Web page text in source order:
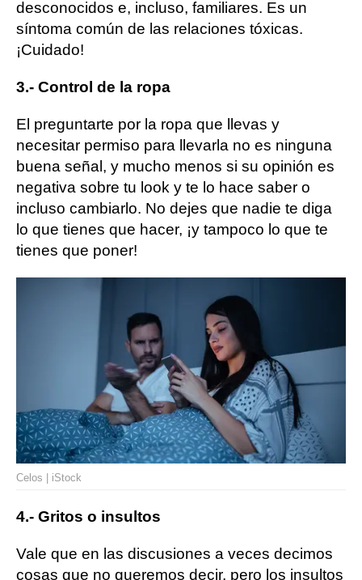
desconocidos e, incluso, familiares. Es un
síntoma común de las relaciones tóxicas.
¡Cuidado!
3.- Control de la ropa
El preguntarte por la ropa que llevas y
necesitar permiso para llevarla no es ninguna
buena señal, y mucho menos si su opinión es
negativa sobre tu look y te lo hace saber o
incluso cambiarlo. No dejes que nadie te diga
lo que tienes que hacer, ¡y tampoco lo que te
tienes que poner!
Celos | iStock
4.- Gritos o insultos
Vale que en las discusiones a veces decimos
cosas que no queremos decir, pero los insultos